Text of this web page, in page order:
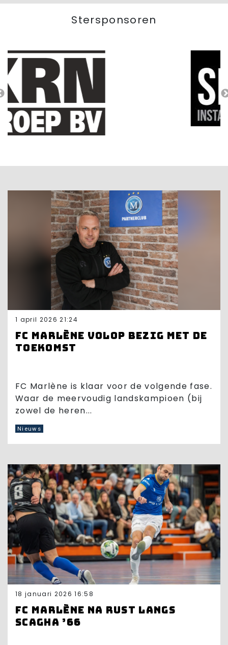
Stersponsoren
1 april 2026 21:24
FC Marlène volop bezig met de
toekomst
FC Marlène is klaar voor de volgende fase.
Waar de meervoudig landskampioen (bij
zowel de heren...
Nieuws
18 januari 2026 16:58
FC Marlène na rust langs
Scagha ’66